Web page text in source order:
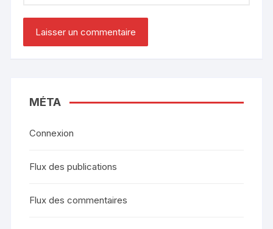
MÉTA
Connexion
Flux des publications
Flux des commentaires